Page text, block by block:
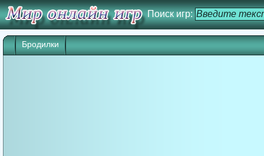
Поиск игр:
Бродилки